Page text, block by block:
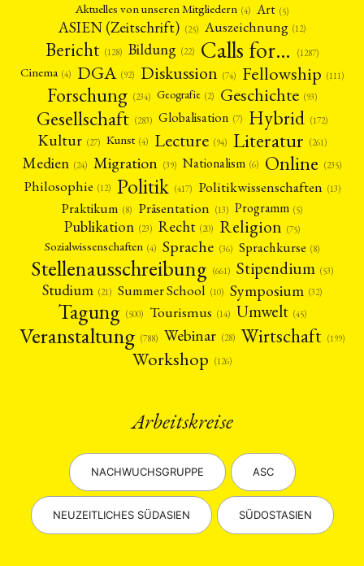
Aktuelles von unseren Mitgliedern (4) Art (5)
ASIEN (Zeitschrift) (25) Auszeichnung (12)
Bericht (128) Bildung (22) Calls for… (1287)
Cinema (4) DGA (92) Diskussion (74) Fellowship (111)
Forschung (234) Geografie (2) Geschichte (93)
Gesellschaft (283) Globalisation (7) Hybrid (172)
Kultur (27) Kunst (4) Lecture (94) Literatur (261)
Medien (24) Migration (39) Nationalism (6) Online (235)
Philosophie (12) Politik (417) Politikwissenschaften (13)
Praktikum (8) Präsentation (13) Programm (5)
Publikation (23) Recht (20) Religion (75)
Sozialwissenschaften (4) Sprache (36) Sprachkurse (8)
Stellenausschreibung (661) Stipendium (53)
Studium (21) Summer School (10) Symposium (32)
Tagung (500) Tourismus (14) Umwelt (45)
Veranstaltung (788) Webinar (28) Wirtschaft (199)
Workshop (126)
Arbeitskreise
NACHWUCHSGRUPPE ASC
NEUZEITLICHES SÜDASIEN SÜDOSTASIEN